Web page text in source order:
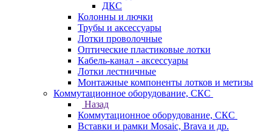
ДКС
Колонны и лючки
Трубы и аксессуары
Лотки проволочные
Оптические пластиковые лотки
Кабель-канал - аксессуары
Лотки лестничные
Монтажные компоненты лотков и метизы
Коммутационное оборудование, СКС
Назад
Коммутационное оборудование, СКС
Вставки и рамки Mosaic, Brava и др.